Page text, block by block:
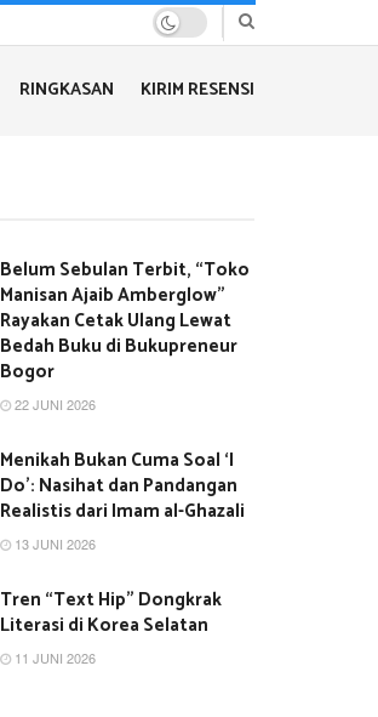
RINGKASAN KIRIM RESENSI
Belum Sebulan Terbit, “Toko
Manisan Ajaib Amberglow”
Rayakan Cetak Ulang Lewat
Bedah Buku di Bukupreneur
Bogor
22 JUNI 2026
Menikah Bukan Cuma Soal ‘I
Do’: Nasihat dan Pandangan
Realistis dari Imam al-Ghazali
13 JUNI 2026
Tren “Text Hip” Dongkrak
Literasi di Korea Selatan
11 JUNI 2026